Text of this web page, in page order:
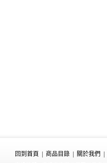
回到首頁 商品目錄 關於我們